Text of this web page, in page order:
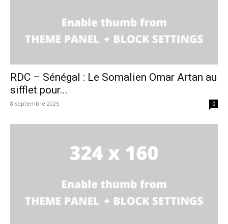
RDC – Sénégal : Le Somalien Omar Artan au
sifflet pour...
8 septembre 2025 0